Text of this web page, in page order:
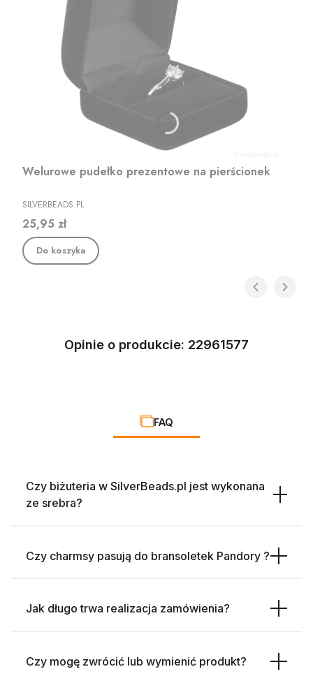
Welurowe pudełko prezentowe na pierścionek
PRODUCENT
SILVERBEADS.PL
Cena
25,95 zł
Do koszyka
Opinie o produkcie: 22961577
FAQ
Czy biżuteria w SilverBeads.pl jest wykonana
ze srebra?
Czy charmsy pasują do bransoletek Pandory ?
Jak długo trwa realizacja zamówienia?
Czy mogę zwrócić lub wymienić produkt?